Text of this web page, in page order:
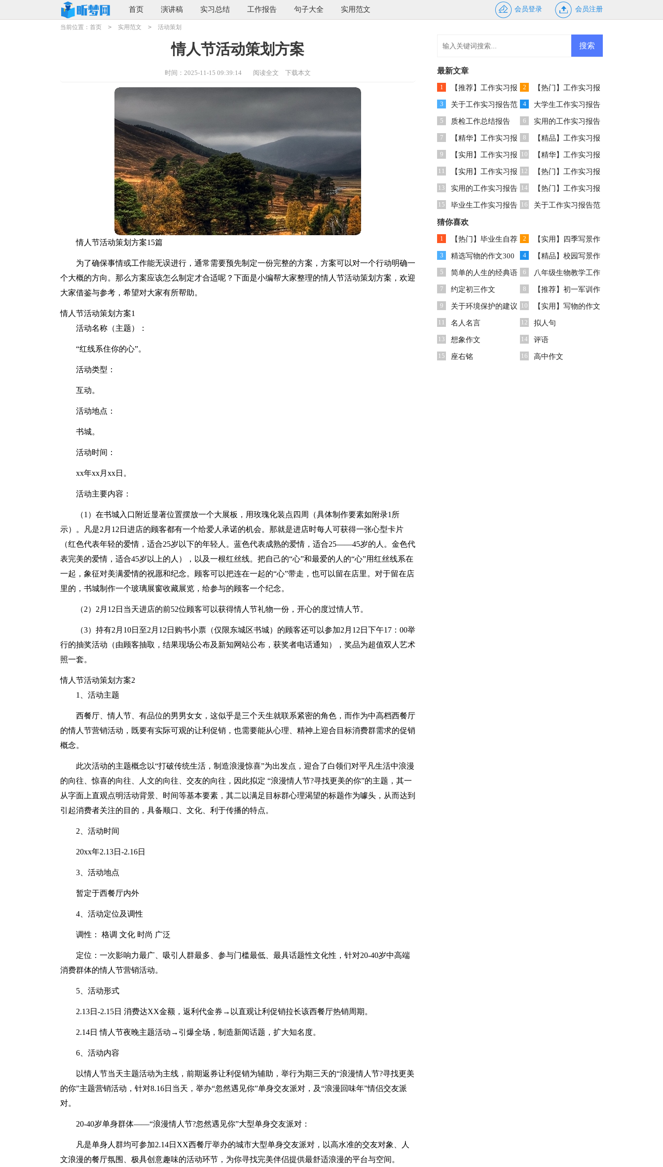
首页 演讲稿 实习总结 工作报告 句子大全 实用范文 会员登录 会员注册
当前位置： 首页 > 实用范文 > 活动策划
情人节活动策划方案
时间：2025-11-15 09:39:14 阅读全文 下载本文
情人节活动策划方案15篇
为了确保事情或工作能无误进行，通常需要预先制定一份完整的方案，方案可以对一个行动明确一
个大概的方向。那么方案应该怎么制定才合适呢？下面是小编帮大家整理的情人节活动策划方案，欢迎
大家借鉴与参考，希望对大家有所帮助。
情人节活动策划方案1
活动名称（主题）：
“红线系住你的心”。
活动类型：
互动。
活动地点：
书城。
活动时间：
xx年xx月xx日。
活动主要内容：
（1）在书城入口附近显著位置摆放一个大展板，用玫瑰化装点四周（具体制作要素如附录1所
示）。凡是2月12日进店的顾客都有一个给爱人承诺的机会。那就是进店时每人可获得一张心型卡片
（红色代表年轻的爱情，适合25岁以下的年轻人。蓝色代表成熟的爱情，适合25——45岁的人。金色代
表完美的爱情，适合45岁以上的人），以及一根红丝线。把自己的“心”和最爱的人的“心”用红丝线系在
一起，象征对美满爱情的祝愿和纪念。顾客可以把连在一起的“心”带走，也可以留在店里。对于留在店
里的，书城制作一个玻璃展窗收藏展览，给参与的顾客一个纪念。
（2）2月12日当天进店的前52位顾客可以获得情人节礼物一份，开心的度过情人节。
（3）持有2月10日至2月12日购书小票（仅限东城区书城）的顾客还可以参加2月12日下午17：00举
行的抽奖活动（由顾客抽取，结果现场公布及新知网站公布，获奖者电话通知），奖品为超值双人艺术
照一套。
情人节活动策划方案2
1、活动主题
西餐厅、情人节、有品位的男男女女，这似乎是三个天生就联系紧密的角色，而作为中高档西餐厅
的情人节营销活动，既要有实际可观的让利促销，也需要能从心理、精神上迎合目标消费群需求的促销
概念。
此次活动的主题概念以“打破传统生活，制造浪漫惊喜”为出发点，迎合了白领们对平凡生活中浪漫
的向往、惊喜的向往、人文的向往、交友的向往，因此拟定 “浪漫情人节?寻找更美的你”的主题，其一
从字面上直观点明活动背景、时间等基本要素，其二以满足目标群心理渴望的标题作为噱头，从而达到
引起消费者关注的目的，具备顺口、文化、利于传播的特点。
2、活动时间
20xx年2.13日-2.16日
3、活动地点
暂定于西餐厅内外
4、活动定位及调性
调性： 格调 文化 时尚 广泛
定位：一次影响力最广、吸引人群最多、参与门槛最低、最具话题性文化性，针对20-40岁中高端
消费群体的情人节营销活动。
5、活动形式
2.13日-2.15日 消费达XX金额，返利代金券→以直观让利促销拉长该西餐厅热销周期。
2.14日 情人节夜晚主题活动→引爆全场，制造新闻话题，扩大知名度。
6、活动内容
以情人节当天主题活动为主线，前期返券让利促销为辅助，举行为期三天的“浪漫情人节?寻找更美
的你”主题营销活动，针对8.16日当天，举办“忽然遇见你”单身交友派对，及“浪漫回味年”情侣交友派
对。
20-40岁单身群体——“浪漫情人节?忽然遇见你”大型单身交友派对：
凡是单身人群均可参加2.14日XX西餐厅举办的城市大型单身交友派对，以高水准的交友对象、人
文浪漫的餐厅氛围、极具创意趣味的活动环节，为你寻找完美伴侣提供最舒适浪漫的平台与空间。
最新文章
1 【推荐】工作实习报
告锦集七篇
2 【热门】工作实习报
告范文集合10篇
3 关于工作实习报告范
文集合6篇
4 大学生工作实习报告
合集九篇
5 质检工作总结报告 6 实用的工作实习报告
范文合集九篇
7 【精华】工作实习报
告模板锦集9篇
8 【精品】工作实习报
告范文锦集六篇
9 【实用】工作实习报
告模板集锦十篇
10 【精华】工作实习报
告范文汇总5篇
11 【实用】工作实习报
告范文汇总5篇
12 【热门】工作实习报
告范文汇总8篇
13 实用的工作实习报告
锦集五篇
14 【热门】工作实习报
告范文锦集5篇
15 毕业生工作实习报告
锦集9篇
16 关于工作实习报告范
猜你喜欢
1 【热门】毕业生自荐
信模板合集五篇
2 【实用】四季写景作
文三篇
3 精选写物的作文300
字集锦10篇
4 【精品】校园写景作
文合集五篇
5 简单的人生的经典语
录集合76条
6 八年级生物教学工作
总结
7 约定初三作文 8 【推荐】初一军训作
文锦集6篇
9 关于环境保护的建议
书
10 【实用】写物的作文
汇编十篇
11 名人名言 12 拟人句
13 想象作文 14 评语
15 座右铭 16 高中作文